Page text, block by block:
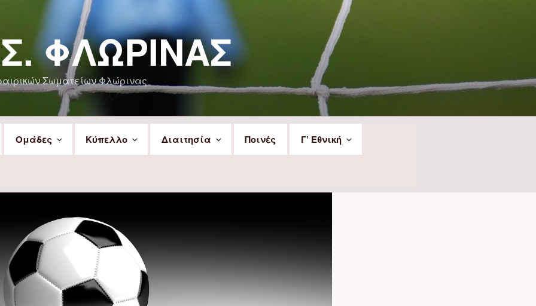
ΦΛΏΡΙΝΑΣ
Σωματείων Φλώρινας
Ομάδες Κύπελλο Διαιτησία Ποινές Γ’ Εθνική